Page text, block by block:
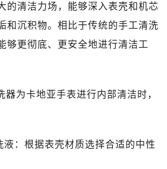
的清洁力场，能够深入表壳和机芯
和沉积物。相比于传统的手工清洗
够更彻底、更安全地进行清洁工
器为卡地亚手表进行内部清洁时，
液：根据表壳材质选择合适的中性